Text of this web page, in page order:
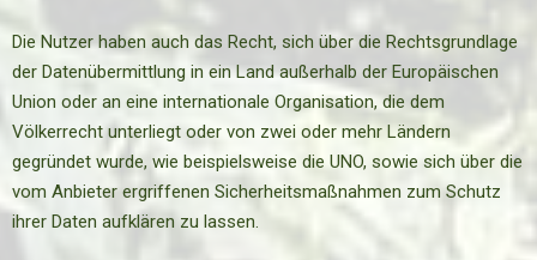
Die Nutzer haben auch das Recht, sich über die Rechtsgrundlage
der Datenübermittlung in ein Land außerhalb der Europäischen
Union oder an eine internationale Organisation, die dem
Völkerrecht unterliegt oder von zwei oder mehr Ländern
gegründet wurde, wie beispielsweise die UNO, sowie sich über die
vom Anbieter ergriffenen Sicherheitsmaßnahmen zum Schutz
ihrer Daten aufklären zu lassen.